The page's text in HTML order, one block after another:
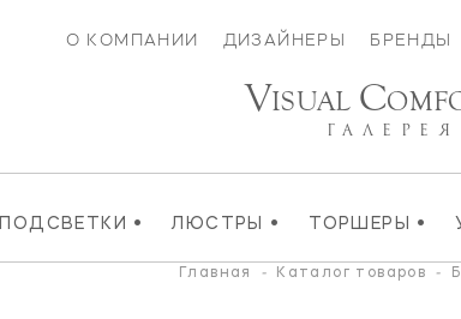
О КОМПАНИИ ДИЗАЙНЕРЫ БРЕНДЫ
ПОДСВЕТКИ • ЛЮСТРЫ • ТОРШЕРЫ •
VISUAL C
ГАЛЕРЕЯ
Главная - Каталог товаров -